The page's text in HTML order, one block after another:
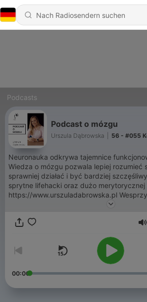
Podcasts
Podcast o mózgu
Urszula Dąbrowska 56 - #055
Neuronauka odkrywa tajemnice
Wiedza o mózgu pozwala lepiej rozumieć
sprawniej działać i być bardziej
sprytne lifehacki oraz dużo merytorycznej
https://www.urszuladabrowska.pl
https://buycoffee.to/podcastomozgu
00:00